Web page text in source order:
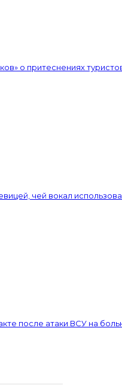
о притеснениях
чей вокал
после атаки ВСУ на